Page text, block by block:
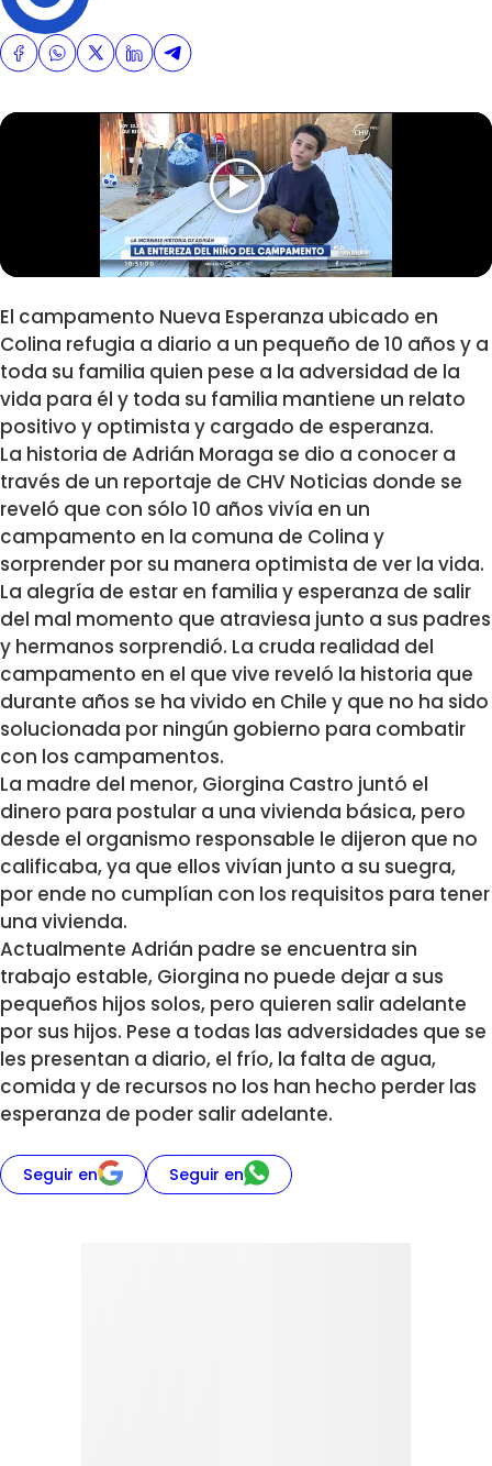
El campamento Nueva Esperanza ubicado en
Colina refugia a diario a un pequeño de 10 años y a
toda su familia quien pese a la adversidad de la
vida para él y toda su familia mantiene un relato
positivo y optimista y cargado de esperanza.
La historia de Adrián Moraga se dio a conocer a
través de un reportaje de CHV Noticias donde se
reveló que con sólo 10 años vivía en un
campamento en la comuna de Colina y
sorprender por su manera optimista de ver la vida.
La alegría de estar en familia y esperanza de salir
del mal momento que atraviesa junto a sus padres
y hermanos sorprendió. La cruda realidad del
campamento en el que vive reveló la historia que
durante años se ha vivido en Chile y que no ha sido
solucionada por ningún gobierno para combatir
con los campamentos.
La madre del menor, Giorgina Castro juntó el
dinero para postular a una vivienda básica, pero
desde el organismo responsable le dijeron que no
calificaba, ya que ellos vivían junto a su suegra,
por ende no cumplían con los requisitos para tener
una vivienda.
Actualmente Adrián padre se encuentra sin
trabajo estable, Giorgina no puede dejar a sus
pequeños hijos solos, pero quieren salir adelante
por sus hijos. Pese a todas las adversidades que se
les presentan a diario, el frío, la falta de agua,
comida y de recursos no los han hecho perder las
esperanza de poder salir adelante.
Seguir en Seguir en